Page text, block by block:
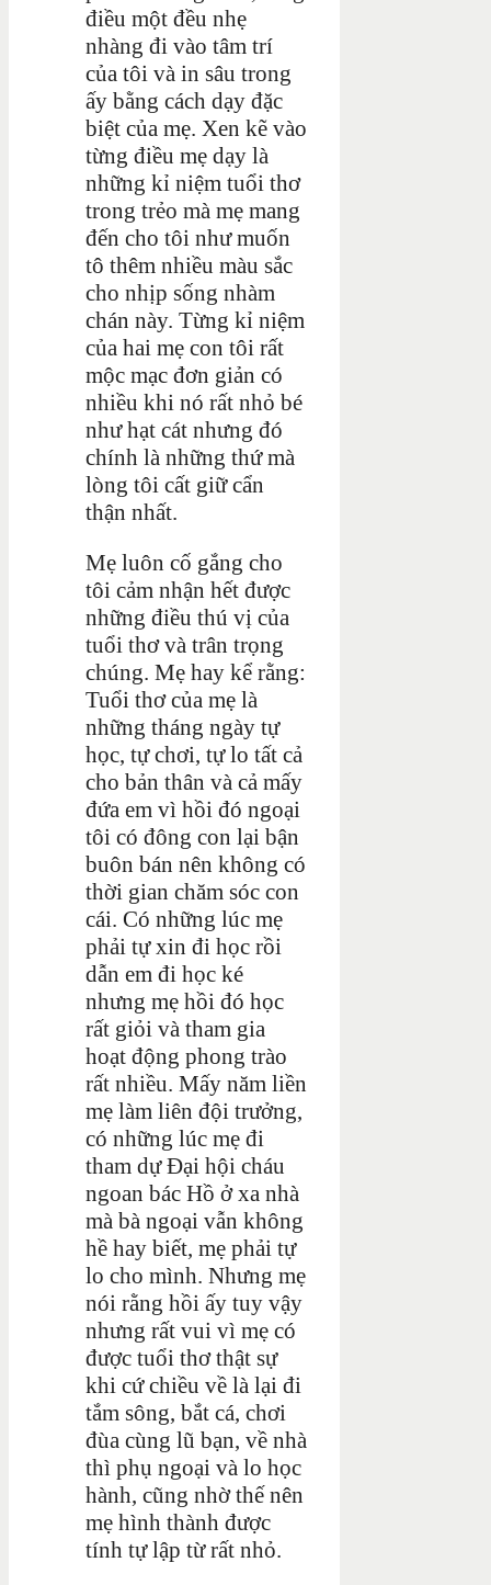
điều một đều nhẹ
nhàng đi vào tâm trí
của tôi và in sâu trong
ấy bằng cách dạy đặc
biệt của mẹ. Xen kẽ vào
từng điều mẹ dạy là
những kỉ niệm tuổi thơ
trong trẻo mà mẹ mang
đến cho tôi như muốn
tô thêm nhiều màu sắc
cho nhịp sống nhàm
chán này. Từng kỉ niệm
của hai mẹ con tôi rất
mộc mạc đơn giản có
nhiều khi nó rất nhỏ bé
như hạt cát nhưng đó
chính là những thứ mà
lòng tôi cất giữ cẩn
thận nhất.
Mẹ luôn cố gắng cho
tôi cảm nhận hết được
những điều thú vị của
tuổi thơ và trân trọng
chúng. Mẹ hay kể rằng:
Tuổi thơ của mẹ là
những tháng ngày tự
học, tự chơi, tự lo tất cả
cho bản thân và cả mấy
đứa em vì hồi đó ngoại
tôi có đông con lại bận
buôn bán nên không có
thời gian chăm sóc con
cái. Có những lúc mẹ
phải tự xin đi học rồi
dẫn em đi học ké
nhưng mẹ hồi đó học
rất giỏi và tham gia
hoạt động phong trào
rất nhiều. Mấy năm liền
mẹ làm liên đội trưởng,
có những lúc mẹ đi
tham dự Đại hội cháu
ngoan bác Hồ ở xa nhà
mà bà ngoại vẫn không
hề hay biết, mẹ phải tự
lo cho mình. Nhưng mẹ
nói rằng hồi ấy tuy vậy
nhưng rất vui vì mẹ có
được tuổi thơ thật sự
khi cứ chiều về là lại đi
tắm sông, bắt cá, chơi
đùa cùng lũ bạn, về nhà
thì phụ ngoại và lo học
hành, cũng nhờ thế nên
mẹ hình thành được
tính tự lập từ rất nhỏ.